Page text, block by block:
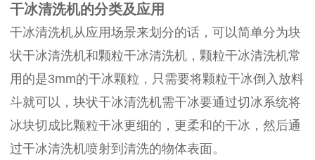
干冰清洗机的分类及应用
干冰清洗机从应用场景来划分的话，可以简单分为块
状干冰清洗机和颗粒干冰清洗机，颗粒干冰清洗机常
用的是3mm的干冰颗粒，只需要将颗粒干冰倒入放料
斗就可以，块状干冰清洗机需干冰要通过切冰系统将
冰块切成比颗粒干冰更细的，更柔和的干冰，然后通
过干冰清洗机喷射到清洗的物体表面。